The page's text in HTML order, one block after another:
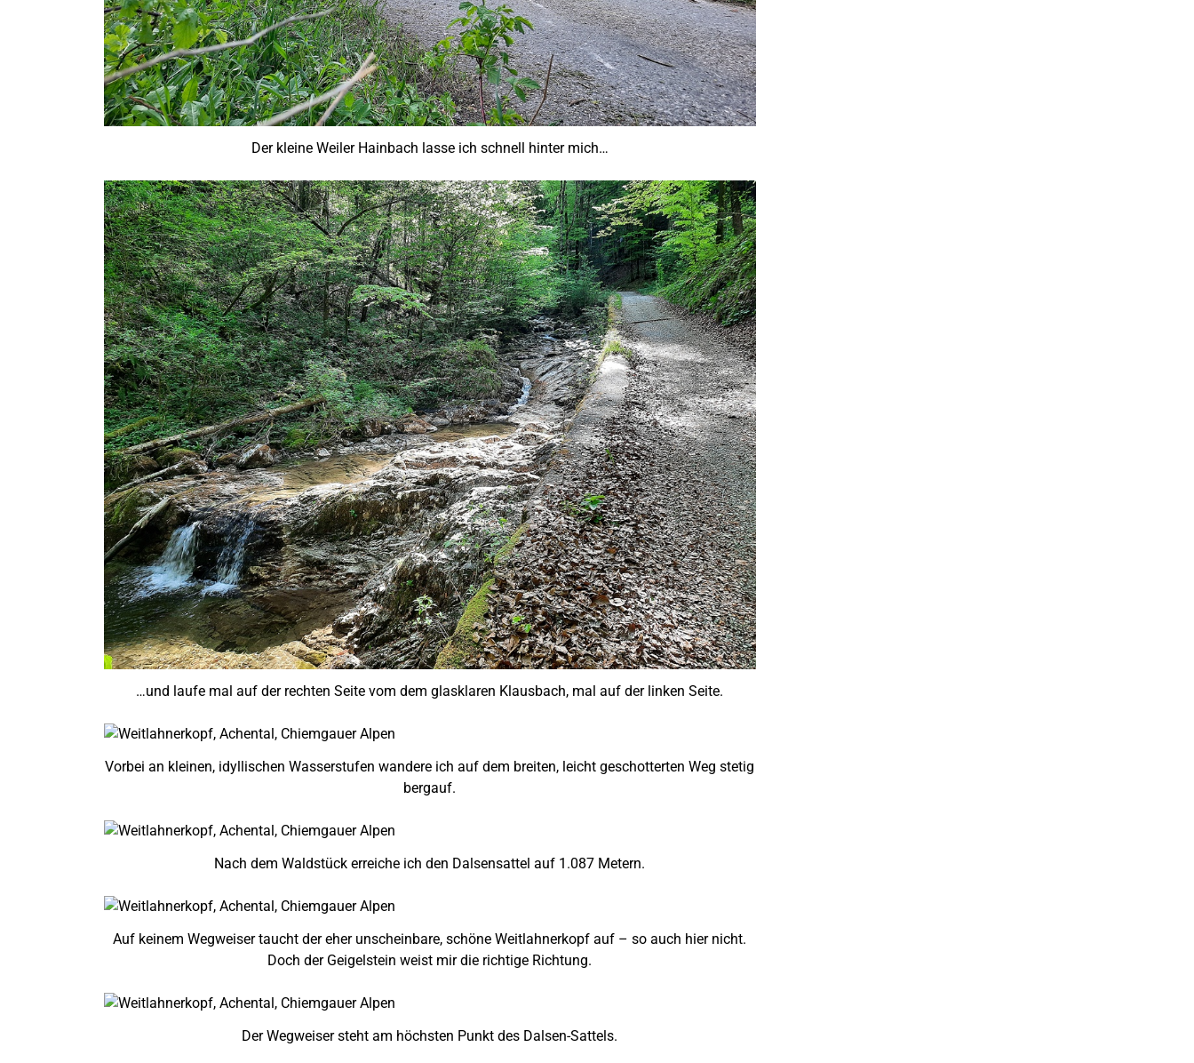
Der kleine Weiler Hainbach lasse ich schnell hinter mich…
…und laufe mal auf der rechten Seite vom dem glasklaren Klausbach, mal auf der linken Seite.
Vorbei an kleinen, idyllischen Wasserstufen wandere ich auf dem breiten, leicht geschotterten Weg stetig
bergauf.
Nach dem Waldstück erreiche ich den Dalsensattel auf 1.087 Metern.
Auf keinem Wegweiser taucht der eher unscheinbare, schöne Weitlahnerkopf auf – so auch hier nicht.
Doch der Geigelstein weist mir die richtige Richtung.
Der Wegweiser steht am höchsten Punkt des Dalsen-Sattels.